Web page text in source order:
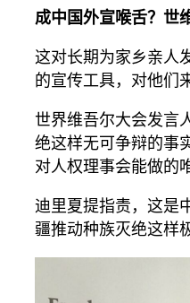
成中国外宣喉舌？世
这对长期为家乡亲人
的宣传工具，对他们
世界维吾尔大会发言
绝这样无可争辩的事
对人权理事会能做的
迪里夏提指责，这是
疆推动种族灭绝这样